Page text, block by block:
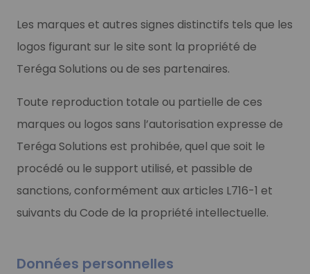
Les marques et autres signes distinctifs tels que les
logos figurant sur le site sont la propriété de
Teréga Solutions ou de ses partenaires.
Toute reproduction totale ou partielle de ces
marques ou logos sans l’autorisation expresse de
Teréga Solutions est prohibée, quel que soit le
procédé ou le support utilisé, et passible de
sanctions, conformément aux articles L716-1 et
suivants du Code de la propriété intellectuelle.
Données personnelles